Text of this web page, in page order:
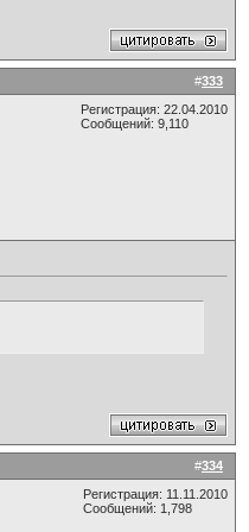
#333
Регистрация: 22.04.2010
Сообщений: 9,110
#334
Регистрация: 11.11.2010
Сообщений: 1,798